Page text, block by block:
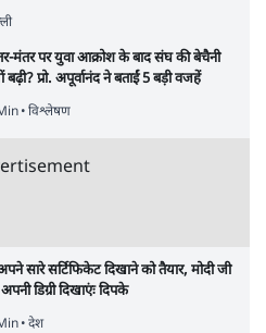
मंतर पर युवा आक्रोश के बाद संघ की बेचैनी
बढ़ी? प्रो. अपूर्वानंद ने बताईं 5 बड़ी वजहें
• विश्लेषण
सारे सर्टिफिकेट दिखाने को तैयार, मोदी जी
डिग्री दिखाएंः दिपके
• देश